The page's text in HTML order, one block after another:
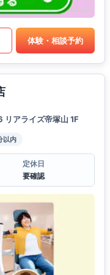
体験・相談予約
リアライズ帝塚山 1F
以内
定休日
要確認